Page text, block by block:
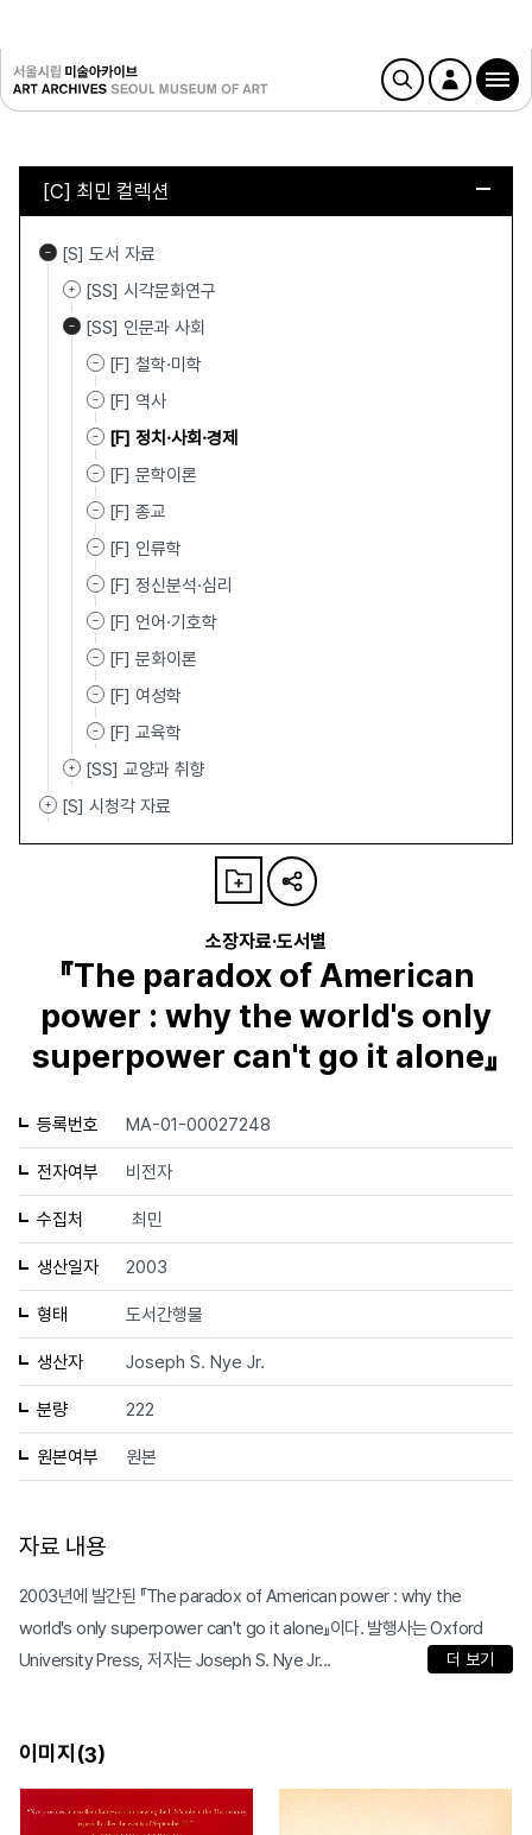
[C] 최민 컬렉션
[S] 도서 자료
[SS] 시각문화연구
[SS] 인문과 사회
[F] 철학·미학
[F] 역사
[F] 정치·사회·경제
[F] 문학이론
[F] 종교
[F] 인류학
[F] 정신분석·심리
[F] 언어·기호학
[F] 문화이론
[F] 여성학
[F] 교육학
[SS] 교양과 취향
[S] 시청각 자료
소장자료·도서별
『The paradox of American
power : why the world's only
superpower can't go it alone』
등록번호 MA-01-00027248
전자여부 비전자
수집처 최민
생산일자 2003
형태 도서간행물
생산자 Joseph S. Nye Jr.
분량 222
원본여부 원본
자료 내용
2003년에 발간된 『The paradox of American power : why the
world's only superpower can't go it alone』이다. 발행사는 Oxford
University Press, 저자는 Joseph S. Nye Jr...
더 보기
이미지(3)